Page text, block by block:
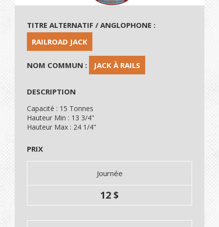
TITRE ALTERNATIF / ANGLOPHONE :
RAILROAD JACK
NOM COMMUN : JACK À RAILS
DESCRIPTION
Capacité : 15 Tonnes
Hauteur Min : 13 3/4"
Hauteur Max : 24 1/4"
PRIX
Journée
12 $